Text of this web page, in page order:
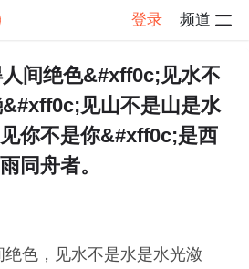
登录 频道
感慨 帖子详情
间绝色&#xff0c;见水不
见山不是山是水
你不是你&#xff0c;是西
同舟者。
色，见水不是水是水光潋